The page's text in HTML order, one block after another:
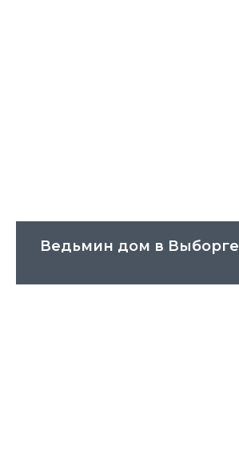
Ведьмин дом в Выборге